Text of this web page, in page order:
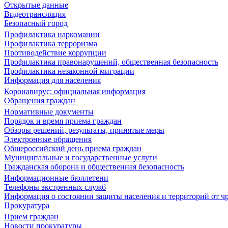
Открытые данные
Видеотрансляция
Безопасный город
Профилактика наркомании
Профилактика терроризма
Противодействие коррупции
Профилактика правонарушений, общественная безопасность
Профилактика незаконной миграции
Информация для населения
Коронавирус: официальная информация
Обращения граждан
Нормативные документы
Порядок и время приема граждан
Обзоры решений, результаты, принятые меры
Электронные обращения
Общероссийский день приема граждан
Муниципальные и государственные услуги
Гражданская оборона и общественная безопасность
Информационные бюллетени
Телефоны экстренных служб
Информация о состоянии защиты населения и территорий от
Прокуратура
Прием граждан
Новости прокуратуры